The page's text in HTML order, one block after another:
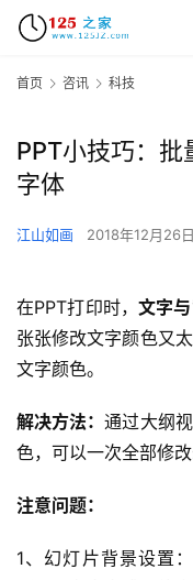
首页 咨讯 科技
PPT小技巧：批
字体
江山如画 2018年12月26
在PPT打印时， 文字
张张修改文字颜色又
文字颜色。
解决方法：通过大纲
色，可以一次全部修
注意问题：
1、幻灯片背景设置